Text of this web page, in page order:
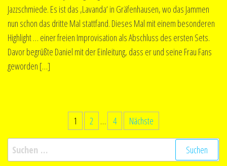
Jazzschmiede. Es ist das ‚Lavanda‘ in Gräfenhausen, wo das Jammen
nun schon das dritte Mal stattfand. Dieses Mal mit einem besonderen
Highlight … einer freien Improvisation als Abschluss des ersten Sets.
Davor begrüßte Daniel mit der Einleitung, dass er und seine Frau Fans
geworden […]
Seitennummerierung
der
Beiträge
1 2 … 4
Nächste
Suchen
nach: